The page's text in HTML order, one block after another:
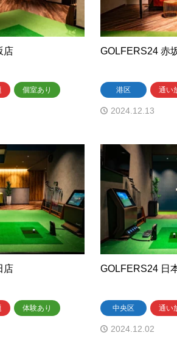
店
個室あり
GOLFERS24 赤
港区 通い
2024.12.13
店
体験あり
GOLFERS24 日
中央区 通い
2024.12.02